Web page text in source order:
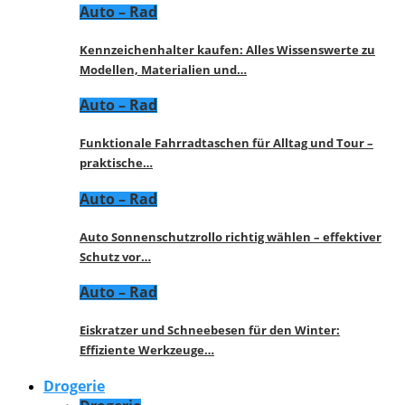
Auto – Rad
Kennzeichenhalter kaufen: Alles Wissenswerte zu
Modellen, Materialien und…
Auto – Rad
Funktionale Fahrradtaschen für Alltag und Tour –
praktische…
Auto – Rad
Auto Sonnenschutzrollo richtig wählen – effektiver
Schutz vor…
Auto – Rad
Eiskratzer und Schneebesen für den Winter:
Effiziente Werkzeuge…
Drogerie